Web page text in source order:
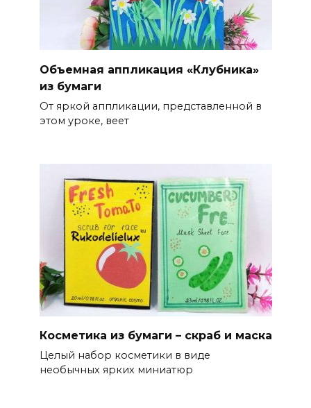
Объемная аппликация «Клубника»
из бумаги
От яркой аппликации, представленной в
этом уроке, веет
Косметика из бумаги – скраб и маска
Целый набор косметики в виде
необычных ярких миниатюр